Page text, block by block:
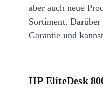
aber auch neue
Sortiment.
Garantie und
HP EliteDesk